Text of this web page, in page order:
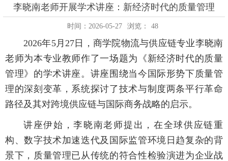
李晓南老师开展学术讲座：新经济时代的质量管理
时间：2026-05-27 浏览： 48
2026年5月27日，商学院物流与供应链专业李晓南
老师为本专业教师作了一场题为《新经济时代的质量
管理》的学术讲座。讲座围绕当今国际形势下质量管
理的深刻变革，系统探讨了技术与制度两条平行革命
路径及其对跨境供应链与国际商务战略的启示。
讲座伊始，李晓南老师提出，在全球供应链重
构、数字技术加速迭代及国际监管环境日趋复杂的背
景下，质量管理已从传统的符合性检验演进为企业战